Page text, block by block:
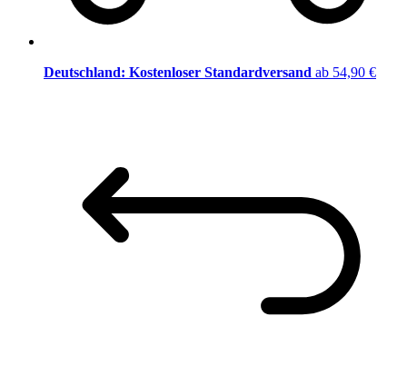
Deutschland: Kostenloser Standardversand ab 54,90 €